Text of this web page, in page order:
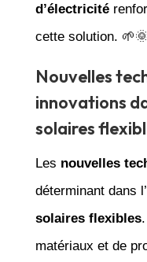
d’électricité
cette solution. 🌱🌞
Nouvelles
innovations
solaires
Les nouvelles
déterminant dans
solaires flexibles
matériaux et de